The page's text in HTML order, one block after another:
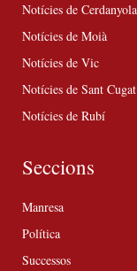
Notícies de
Notícies de Moià
Notícies de Vic
Notícies de Sant
Notícies de Rubí
Seccions
Manresa
Política
Successos